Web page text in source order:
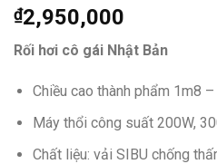
₫2,950,000
Rối hơi cô gái Nhật Bản
Chiều cao thành phẩm 1m8
Máy thổi công suất 200W,
Chất liệu: vải SIBU chống